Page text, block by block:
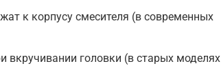
к корпусу смесителя (в современных
вкручивании головки (в старых моделях